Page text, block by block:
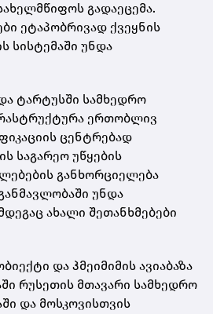
გადაეცემა.
ეტაპობრივად ქვეყნის
სისტემაში უნდა
ტარტუსში სამხედრო
ერთობლივ
ცენტრებად
საგარეო უწყების
განხორციელება
უნდა
ახალი შეთანხმებები
და ჰმეიმიმის ავიაბაზა
რუსეთის მთავარი სამხედრო
და მოსკოვისთვის